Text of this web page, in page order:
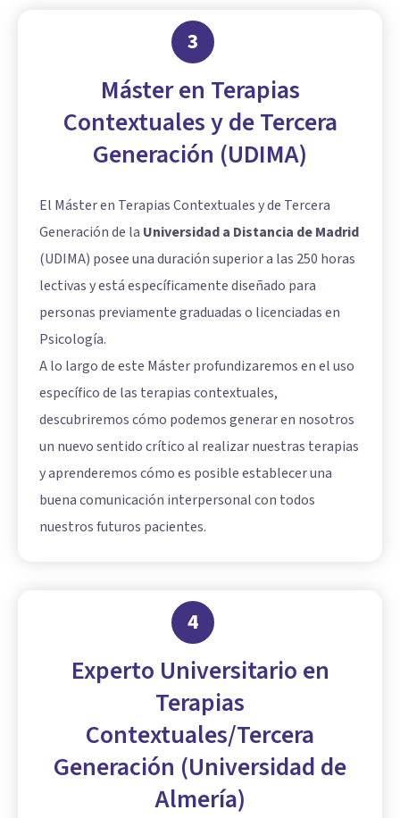
3
Máster en Terapias
Contextuales y de Tercera
Generación (UDIMA)
El Máster en Terapias Contextuales y de Tercera
Generación de la Universidad a Distancia de Madrid
(UDIMA) posee una duración superior a las 250 horas
lectivas y está específicamente diseñado para
personas previamente graduadas o licenciadas en
Psicología.
A lo largo de este Máster profundizaremos en el uso
específico de las terapias contextuales,
descubriremos cómo podemos generar en nosotros
un nuevo sentido crítico al realizar nuestras terapias
y aprenderemos cómo es posible establecer una
buena comunicación interpersonal con todos
nuestros futuros pacientes.
4
Experto Universitario en
Terapias
Contextuales/Tercera
Generación (Universidad de
Almería)